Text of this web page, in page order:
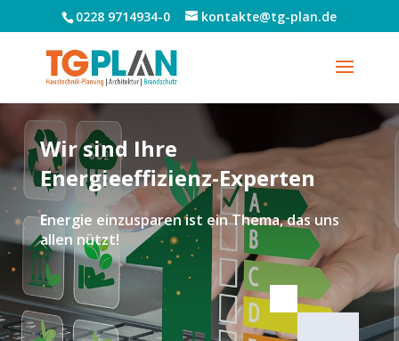
0228 9714934-0 kontakte@tg-plan.de
Wir sind Ihre
Energieeffizienz-Experten
Energie einzusparen ist ein Thema, das uns
allen nützt!